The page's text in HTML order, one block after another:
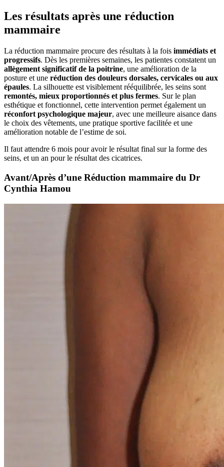
Les résultats après une réduction
mammaire
La réduction mammaire procure des résultats à la fois immédiats et
progressifs. Dès les premières semaines, les patientes constatent un
allègement significatif de la poitrine, une amélioration de la
posture et une réduction des douleurs dorsales, cervicales ou aux
épaules. La silhouette est visiblement rééquilibrée, les seins sont
remontés, mieux proportionnés et plus fermes. Sur le plan
esthétique et fonctionnel, cette intervention permet également un
réconfort psychologique majeur, avec une meilleure aisance dans
le choix des vêtements, une pratique sportive facilitée et une
amélioration notable de l’estime de soi.
Il faut attendre 6 mois pour avoir le résultat final sur la forme des
seins, et un an pour le résultat des cicatrices.
Avant/Après d’une Réduction mammaire du Dr
Cynthia Hamou